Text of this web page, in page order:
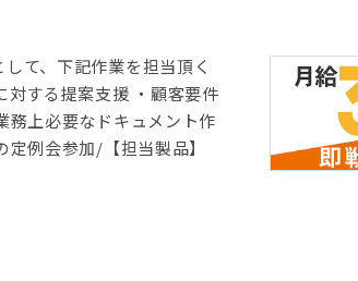
て、下記作業を担当頂く
対する提案支援 ・顧客要件
務上必要なドキュメント作
例会参加/【担当製品】